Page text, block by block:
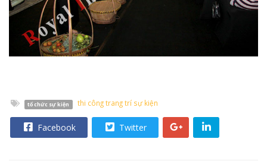
tổ chức sự kiện thi công trang trí sự kiện
Facebook Twitter